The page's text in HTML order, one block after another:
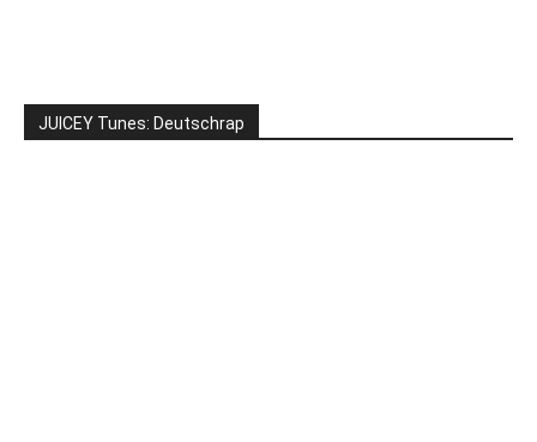
JUICEY Tunes: Deutschrap